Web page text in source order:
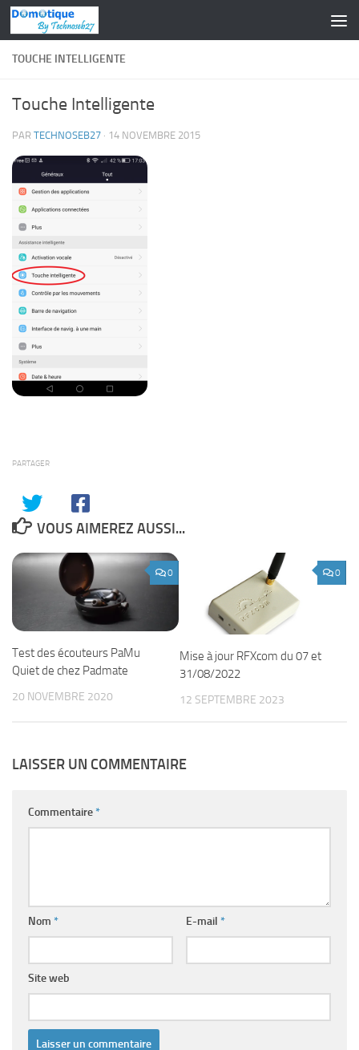
Skip to content
TOUCHE INTELLIGENTE
Touche Intelligente
PAR TECHNOSEB27 · 14 NOVEMBRE 2015
PARTAGER
VOUS AIMEREZ AUSSI...
0
Test des écouteurs PaMu
Quiet de chez Padmate
20 NOVEMBRE 2020
0
Mise à jour RFXcom du 07 et
31/08/2022
12 SEPTEMBRE 2023
LAISSER UN COMMENTAIRE
Commentaire*
Nom * E-mail *
Site web